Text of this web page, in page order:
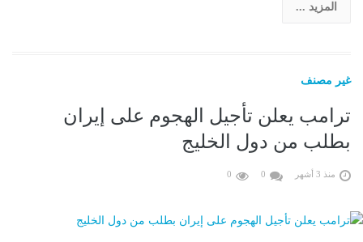
المزيد ...
غير مصنف
ترامب يعلن تأجيل الهجوم على إيران
بطلب من دول الخليج
منذ 3 أشهر 0
0